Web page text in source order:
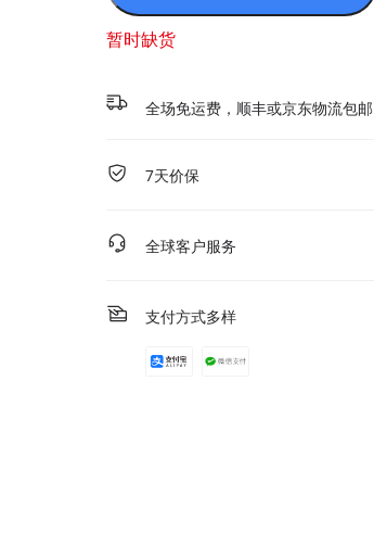
暂时缺货
全场免运费，顺丰或京东物流包邮
7天价保
全球客户服务
支付方式多样